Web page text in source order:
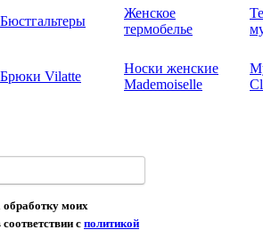
Бюстгальтеры
Женское
термобелье
Брюки Vilatte
Носки женские
Mademoiselle
обработку моих
с политикой